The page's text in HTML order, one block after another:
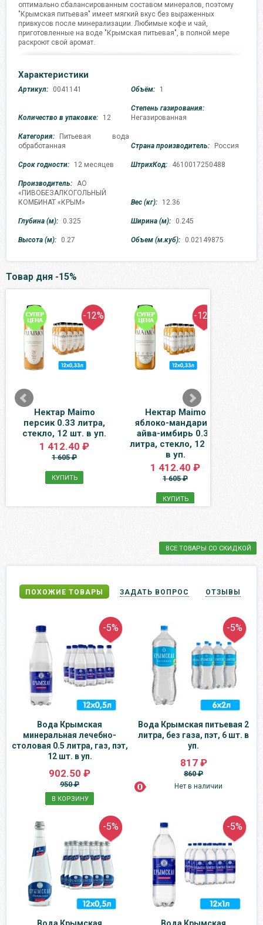
оптимально сбалансированным составом минералов, поэтому
"Крымская питьевая" имеет мягкий вкус без выраженных
привкусов после минерализации. Любимые кофе и чай,
приготовленные на воде "Крымская питьевая", в полной мере
раскроют свой аромат.
Характеристики
Артикул: 0041141 Объём: 1
Количество в упаковке: 12
Степень газирования:
Негазированная
Категория:
Питьевая вода
обработанная
Страна производитель: Россия
Срок годности: 12 месяцев ШтрихКод: 4610017250488
Производитель: АО
«ПИВОБЕЗАЛКОГОЛЬНЫЙ
КОМБИНАТ «КРЫМ»
Вес (кг): 12.36
Глубина (м): 0.325 Ширина (м): 0.245
Высота (м): 0.27 Объем (м.куб): 0.02149875
Товар дня -15%
-12%
Нектар Maimo
персик 0.33 литра,
стекло, 12 шт. в уп.
1 412.40 ₽
1 605 ₽
КУПИТЬ
-12%
Нектар Maimo
яблоко-мандарин-
айва-имбирь 0.33
литра, стекло, 12 шт.
в уп.
1 412.40 ₽
1 605 ₽
КУПИТЬ
ВСЕ ТОВАРЫ СО СКИДКОЙ
ПОХОЖИЕ ТОВАРЫ ЗАДАТЬ ВОПРОС ОТЗЫВЫ
-5%
Вода Крымская
минеральная лечебно-
столовая 0.5 литра, газ, пэт,
12 шт. в уп.
902.50 ₽
950 ₽
В КОРЗИНУ
-5%
Вода Крымская питьевая 2
литра, без газа, пэт, 6 шт. в
уп.
817 ₽
860 ₽
Нет в наличии
-5% -5%